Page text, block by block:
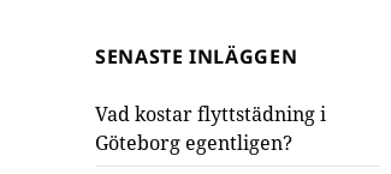
SENASTE INLÄGGEN
Vad kostar flyttstädning i
Göteborg egentligen?